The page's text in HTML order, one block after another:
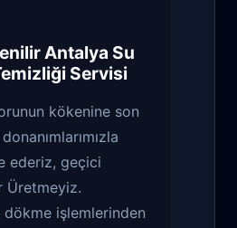
Antalya Su
Servisi
kökenine son
ederiz, geçici
Üretmeyiz.
dökme işlemlerinden